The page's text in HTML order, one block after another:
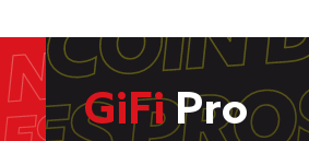
GiFiPro